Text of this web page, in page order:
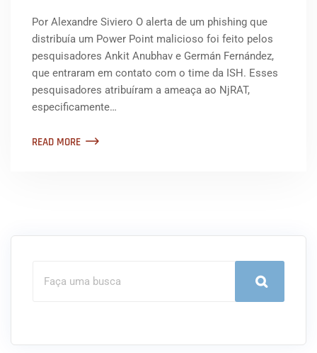
Por Alexandre Siviero O alerta de um phishing que
distribuía um Power Point malicioso foi feito pelos
pesquisadores Ankit Anubhav e Germán Fernández,
que entraram em contato com o time da ISH. Esses
pesquisadores atribuíram a ameaça ao NjRAT,
especificamente…
READ MORE